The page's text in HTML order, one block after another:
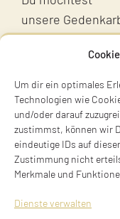
Um dir ein optimales
Technologien wie
und/oder darauf
zustimmst, können wir
eindeutige IDs auf
Zustimmung nicht
Merkmale und
Dienste verwalten
unsere
unterstützen?
Unterstütz
Terry Swartzberg